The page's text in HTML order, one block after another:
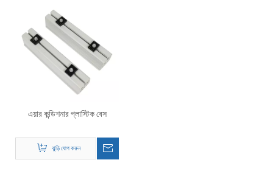
এয়ার কন্ডিশনার প্লাস্টিক বেস
ঝুড়ি যোগ করুন